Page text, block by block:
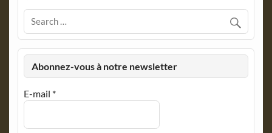
Abonnez-vous à notre newsletter
E-mail *